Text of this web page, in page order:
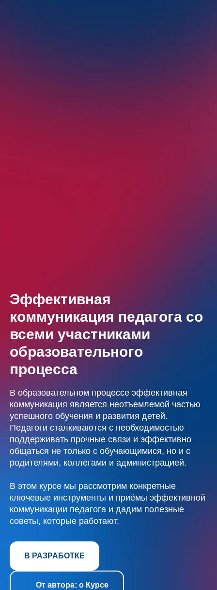
Эффективная
коммуникация педагога со
всеми участниками
образовательного
процесса
В образовательном процессе эффективная
коммуникация является неотъемлемой частью
успешного обучения и развития детей.
Педагоги сталкиваются с необходимостью
поддерживать прочные связи и эффективно
общаться не только с обучающимися, но и с
родителями, коллегами и администрацией.
В этом курсе мы рассмотрим конкретные
ключевые инструменты и приёмы эффективной
коммуникации педагога и дадим полезные
советы, которые работают.
В РАЗРАБОТКЕ
От автора: о Курсе